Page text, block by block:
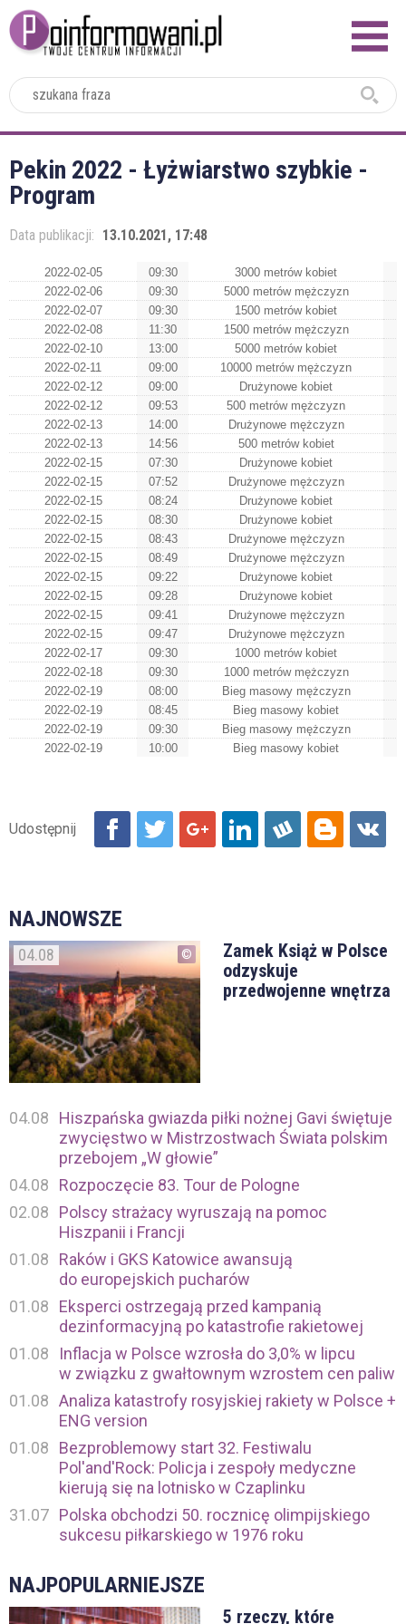
Pekin 2022 - Łyżwiarstwo szybkie -
Program
Data publikacji: 13.10.2021, 17:48
2022-02-05 09:30
3000 metrów kobiet
2022-02-06
09:30
5000 metrów mężczyzn
2022-02-07
09:30
1500 metrów kobiet
2022-02-08
11:30
1500 metrów mężczyzn
2022-02-10
13:00
5000 metrów kobiet
2022-02-11
09:00
10000 metrów mężczyzn
2022-02-12
09:00
Drużynowe kobiet
2022-02-12
09:53
500 metrów mężczyzn
2022-02-13
14:00
Drużynowe mężczyzn
2022-02-13
14:56
500 metrów kobiet
2022-02-15
07:30
Drużynowe kobiet
2022-02-15
07:52
Drużynowe mężczyzn
2022-02-15
08:24
Drużynowe kobiet
2022-02-15
08:30
Drużynowe kobiet
2022-02-15
08:43
Drużynowe mężczyzn
2022-02-15
08:49
Drużynowe mężczyzn
2022-02-15
09:22
Drużynowe kobiet
2022-02-15
09:28
Drużynowe kobiet
2022-02-15
09:41
Drużynowe mężczyzn
2022-02-15
09:47
Drużynowe mężczyzn
2022-02-17
09:30
1000 metrów kobiet
2022-02-18
09:30
1000 metrów mężczyzn
2022-02-19
08:00
Bieg masowy mężczyzn
2022-02-19
08:45
Bieg masowy kobiet
2022-02-19
09:30
Bieg masowy mężczyzn
2022-02-19
10:00 Bieg masowy kobiet
NAJNOWSZE
04.08
Zamek Książ w Polsce
odzyskuje
przedwojenne wnętrza
04.08
Hiszpańska gwiazda piłki nożnej Gavi świętuje
zwycięstwo w Mistrzostwach Świata polskim
przebojem „W głowie”
04.08
Rozpoczęcie 83. Tour de Pologne
02.08
Polscy strażacy wyruszają na pomoc
Hiszpanii i Francji
01.08
Raków i GKS Katowice awansują
do europejskich pucharów
01.08
Eksperci ostrzegają przed kampanią
dezinformacyjną po katastrofie rakietowej
01.08
Inflacja w Polsce wzrosła do 3,0% w lipcu
w związku z gwałtownym wzrostem cen paliw
01.08 Analiza katastrofy rosyjskiej rakiety w Polsce +
ENG version
01.08
Bezproblemowy start 32. Festiwalu
Pol'and'Rock: Policja i zespoły medyczne
kierują się na lotnisko w Czaplinku
31.07 Polska obchodzi 50. rocznicę olimpijskiego
sukcesu piłkarskiego w 1976 roku
NAJPOPULARNIEJSZE
5 rzeczy, które